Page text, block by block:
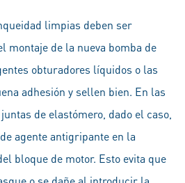
limpias deben ser
montaje de la nueva bomba de
obturadores líquidos o las
adhesión y sellen bien. En las
de elastómero, dado el caso,
agente antigripante en la
bloque de motor. Esto evita que